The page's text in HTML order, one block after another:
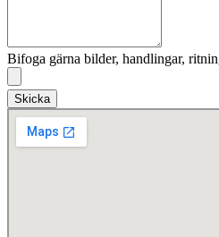
Bifoga gärna bilder, handlingar,
Skicka